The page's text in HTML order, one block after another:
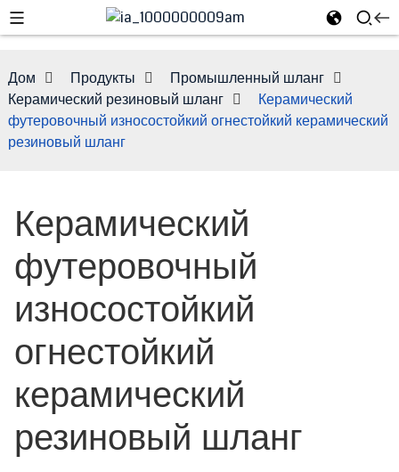
Дом Продукты
Промышленный шланг
Керамический резиновый шланг
Керамический
футеровочный износостойкий огнестойкий керамический
резиновый шланг
Керамический
футеровочный
износостойкий
огнестойкий
керамический
резиновый шланг